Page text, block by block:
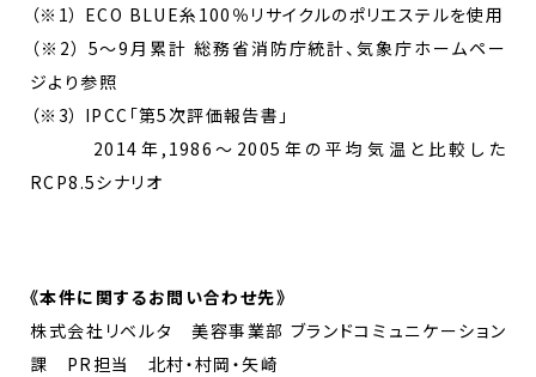
（※1） ECO BLUE糸100％リサイクルのポリエステルを使用
（※2） 5〜9⽉累計 総務省消防庁統計、気象庁ホームペー
ジより参照
（※3） IPCC「第5次評価報告書」
2014年,1986〜2005年の平均気温と比較した
RCP8.5シナリオ
《本件に関するお問い合わせ先》
株式会社リベルタ 美容事業部 ブランドコミュニケーション
課 PR担当 北村・村岡・矢崎